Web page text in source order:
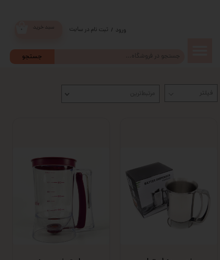
جستجو
سبد خرید ورود / ثبت نام در سایت
تغییر گذر
خروج از
حساب
کاربری
مرتبط‌ترین